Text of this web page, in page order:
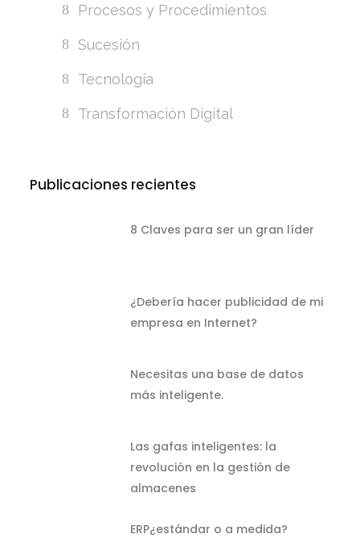
Procesos y Procedimientos
Sucesión
Tecnología
Transformación Digital
Publicaciones recientes
8 Claves para ser un gran líder
¿Debería hacer publicidad de mi
empresa en Internet?
Necesitas una base de datos
más inteligente.
Las gafas inteligentes: la
revolución en la gestión de
almacenes
ERP¿estándar o a medida?